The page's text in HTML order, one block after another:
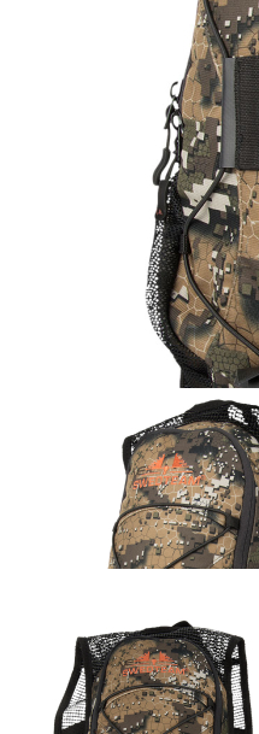
Zum Anfang der Bildergalerie
30010854
95,00 €